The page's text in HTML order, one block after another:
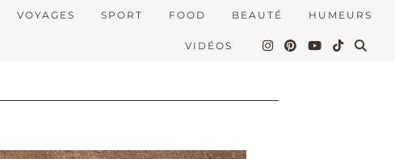
VOYAGES SPORT FOOD BEAUTÉ HUMEURS
VIDÉOS